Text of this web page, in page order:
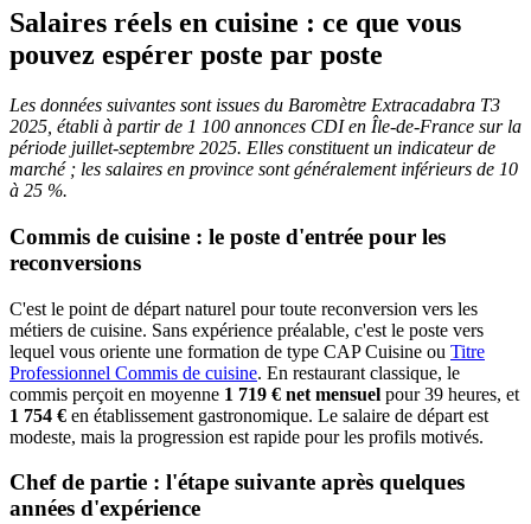
Salaires réels en cuisine : ce que vous
pouvez espérer poste par poste
Les données suivantes sont issues du Baromètre Extracadabra T3
2025, établi à partir de 1 100 annonces CDI en Île-de-France sur la
période juillet-septembre 2025. Elles constituent un indicateur de
marché ; les salaires en province sont généralement inférieurs de 10
à 25 %.
Commis de cuisine : le poste d'entrée pour les
reconversions
C'est le point de départ naturel pour toute reconversion vers les
métiers de cuisine. Sans expérience préalable, c'est le poste vers
lequel vous oriente une formation de type CAP Cuisine ou Titre
Professionnel Commis de cuisine. En restaurant classique, le
commis perçoit en moyenne 1 719 € net mensuel pour 39 heures, et
1 754 € en établissement gastronomique. Le salaire de départ est
modeste, mais la progression est rapide pour les profils motivés.
Chef de partie : l'étape suivante après quelques
années d'expérience